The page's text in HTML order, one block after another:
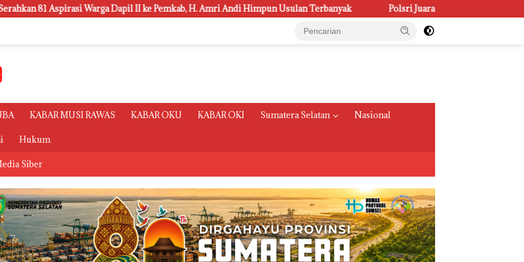
Dapil II ke Pemkab, H. Amri Andi Himpun Usulan Terbanyak Polsri Juara Umum PORSENI XV, Raih 60 Medali dan Ukir
KABAR MUSI RAWAS KABAR OKU KABAR OKI Sumatera Selatan Nasional
Hukum
Siber